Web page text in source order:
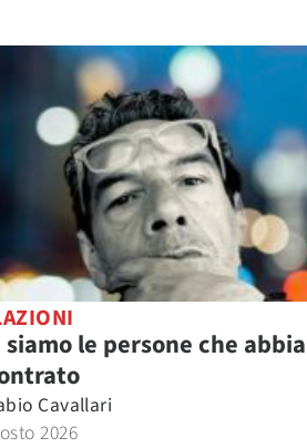
siamo le persone che
Cavallari
2026